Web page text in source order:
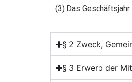
(3) Das Geschäftsjahr
§ 2 Zweck,
§ 3 Erwerb der